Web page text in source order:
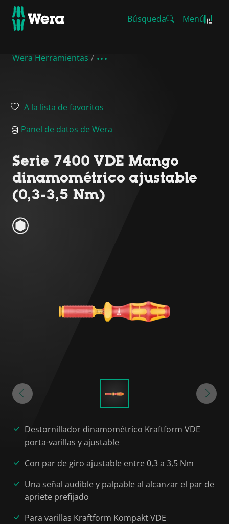
Búsqueda Menú
Wera Herramientas
A la lista de favoritos
Panel de datos de Wera
Serie 7400 VDE Mango
dinamométrico ajustable
(0,3-3,5 Nm)
Destornillador dinamométrico Kraftform VDE
porta-varillas y ajustable
Con par de giro ajustable entre 0,3 a 3,5 Nm
Una señal audible y palpable al alcanzar el par de
apriete prefijado
Para varillas Kraftform Kompakt VDE